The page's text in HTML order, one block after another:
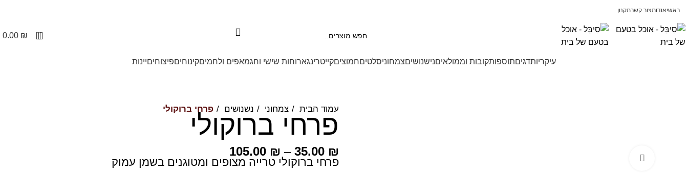
ראשיאודותצור קשרתקנון
0
0.00 ₪
עיקריותדגיםתוספותקובות וממולאיםנישנושיםצמחוניסלטיםחמוציםקייטרינגארוחות שישי וחגמאפים ולחמיםקינוחיםפיצוחיםיינות
עמוד הבית צמחוני נשנושים פרחי ברוקולי
פרחי ברוקולי
35.00 ₪
–
105.00 ₪
פרחי ברוקולי טרייה מצופים ומטוגנים בשמן עמוק